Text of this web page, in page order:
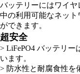
バッテリーにはワイ
中の利用可能なネッ
ができます。
超安全
> LiFePO4 バッテリ
います。
> 防水性と耐腐食性を